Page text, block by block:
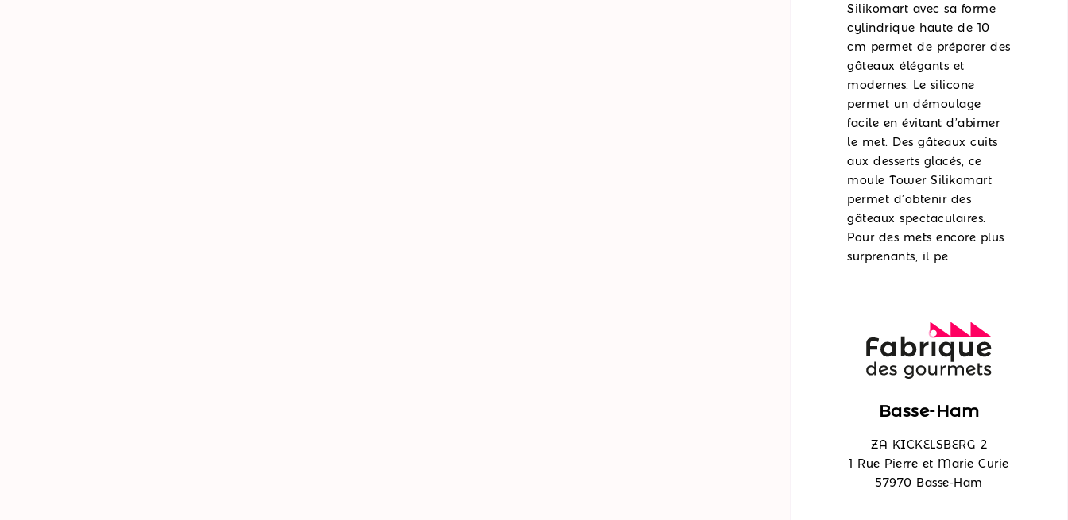
Silikomart avec sa forme
cylindrique haute de 10
cm permet de préparer des
gâteaux élégants et
modernes. Le silicone
permet un démoulage
facile en évitant d’abimer
le met. Des gâteaux cuits
aux desserts glacés, ce
moule Tower Silikomart
permet d’obtenir des
gâteaux spectaculaires.
Pour des mets encore plus
surprenants, il pe
Basse-Ham
ZA KICKELSBERG 2
1 Rue Pierre et Marie Curie
57970 Basse-Ham